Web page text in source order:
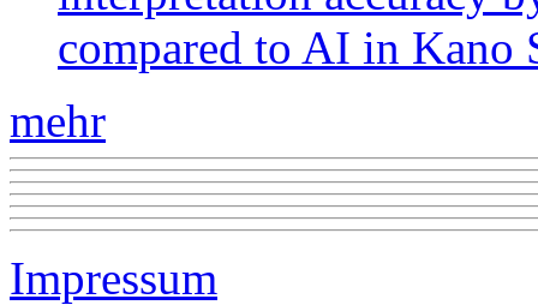
compared to AI in Kano
mehr
Impressum